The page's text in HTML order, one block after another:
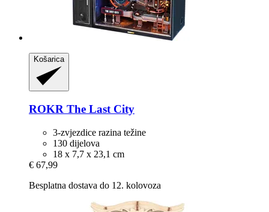
Košarica
ROKR The Last City
3-zvjezdice razina težine
130 dijelova
18 x 7,7 x 23,1 cm
€ 67,99
Besplatna dostava do 12. kolovoza